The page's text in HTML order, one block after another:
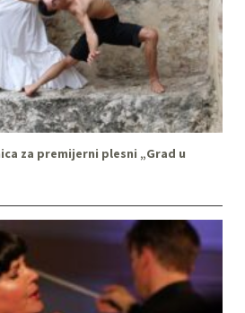
za premijerni plesni „Grad u